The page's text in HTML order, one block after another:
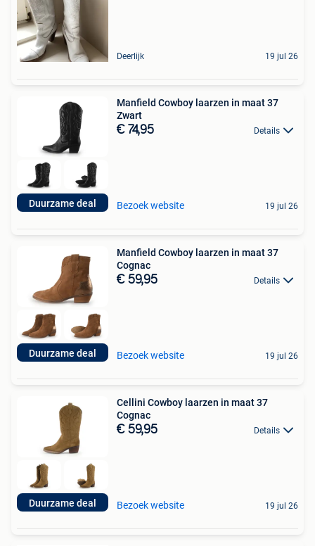
Deerlijk 19 jul 26
Duurzame deal
Manfield Cowboy laarzen in maat 37
Zwart
€ 74,95 Details
Bezoek website 19 jul 26
Duurzame deal
Manfield Cowboy laarzen in maat 37
Cognac
€ 59,95 Details
Bezoek website 19 jul 26
Duurzame deal
Cellini Cowboy laarzen in maat 37
Cognac
€ 59,95 Details
Bezoek website 19 jul 26